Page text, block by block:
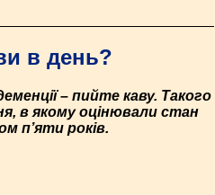
в день?
– пийте каву. Такого
в якому оцінювали стан
п’яти років.